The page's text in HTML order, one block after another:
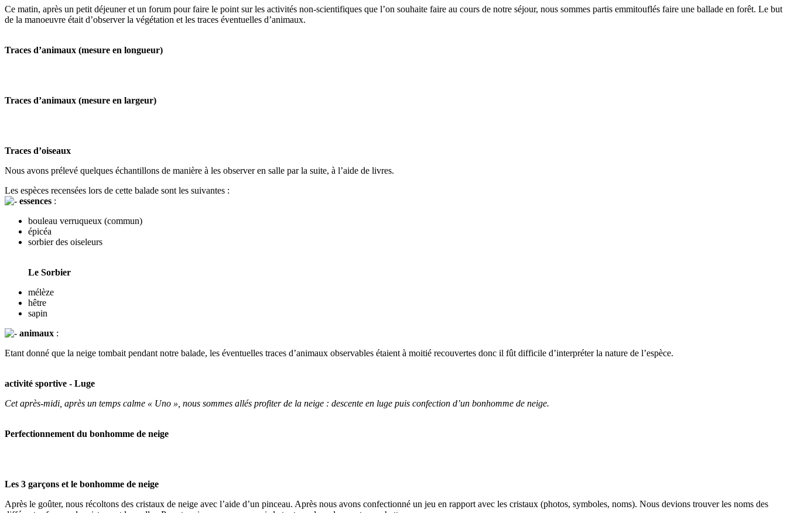
Ce matin, après un petit déjeuner et un forum pour faire le point sur les activités non-scientifiques que l’on souhaite faire au cours de notre séjour, nous sommes partis emmitouflés faire une ballade en forêt. Le but
de la manoeuvre était d’observer la végétation et les traces éventuelles d’animaux.
Traces d’animaux (mesure en longueur)
Traces d’animaux (mesure en largeur)
Traces d’oiseaux
Nous avons prélevé quelques échantillons de manière à les observer en salle par la suite, à l’aide de livres.
Les espèces recensées lors de cette balade sont les suivantes :
essences :
bouleau verruqueux (commun)
épicéa
sorbier des oiseleurs
Le Sorbier
mélèze
hêtre
sapin
animaux :
Etant donné que la neige tombait pendant notre balade, les éventuelles traces d’animaux observables étaient à moitié recouvertes donc il fût difficile d’interpréter la nature de l’espèce.
activité sportive - Luge
Cet après-midi, après un temps calme « Uno », nous sommes allés profiter de la neige : descente en luge puis confection d’un bonhomme de neige.
Perfectionnement du bonhomme de neige
Les 3 garçons et le bonhomme de neige
Après le goûter, nous récoltons des cristaux de neige avec l’aide d’un pinceau. Après nous avons confectionné un jeu en rapport avec les cristaux (photos, symboles, noms). Nous devions trouver les noms des